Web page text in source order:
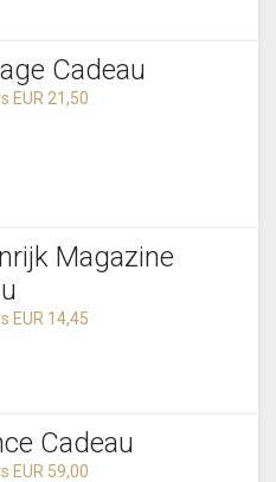
Cadeau
EUR 21,50
Magazine
EUR 14,45
Cadeau
EUR 59,00